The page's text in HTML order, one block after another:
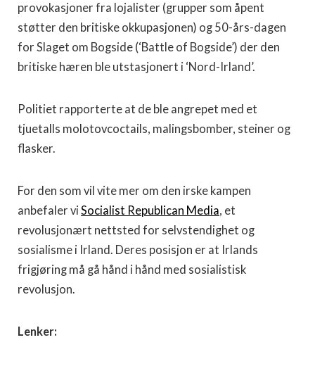
provokasjoner fra lojalister (grupper som åpent
støtter den britiske okkupasjonen) og 50-års-dagen
for Slaget om Bogside (‘Battle of Bogside’) der den
britiske hæren ble utstasjonert i ‘Nord-Irland’.
Politiet rapporterte at de ble angrepet med et
tjuetalls molotovcoctails, malingsbomber, steiner og
flasker.
For den som vil vite mer om den irske kampen
anbefaler vi Socialist Republican Media, et
revolusjonært nettsted for selvstendighet og
sosialisme i Irland. Deres posisjon er at Irlands
frigjøring må gå hånd i hånd med sosialistisk
revolusjon.
Lenker: